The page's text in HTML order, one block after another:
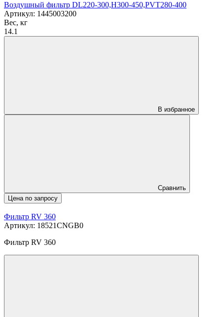
Воздушный фильтр DL220-300,H300-450,PVT280-400
Артикул: 1445003200
Вес, кг
14.1
В избранное
Сравнить
Цена по запросу
Фильтр RV 360
Артикул: 18521CNGB0
Фильтр RV 360